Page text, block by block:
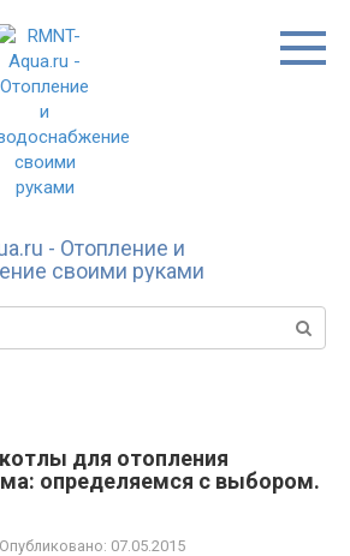
- Отопление и
своими руками
для отопления
определяемся с выбором.
Опубликовано: 07.05.2015